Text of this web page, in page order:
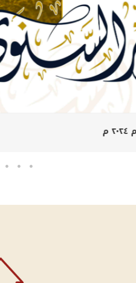
التقرير السنوي لعام ٢٠٢٤ م